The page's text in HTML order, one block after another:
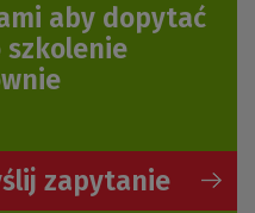
aby dopytać
szkolenie
zapytanie